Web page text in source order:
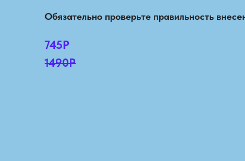
Обязательно проверьте правильность
745Р
1490Р